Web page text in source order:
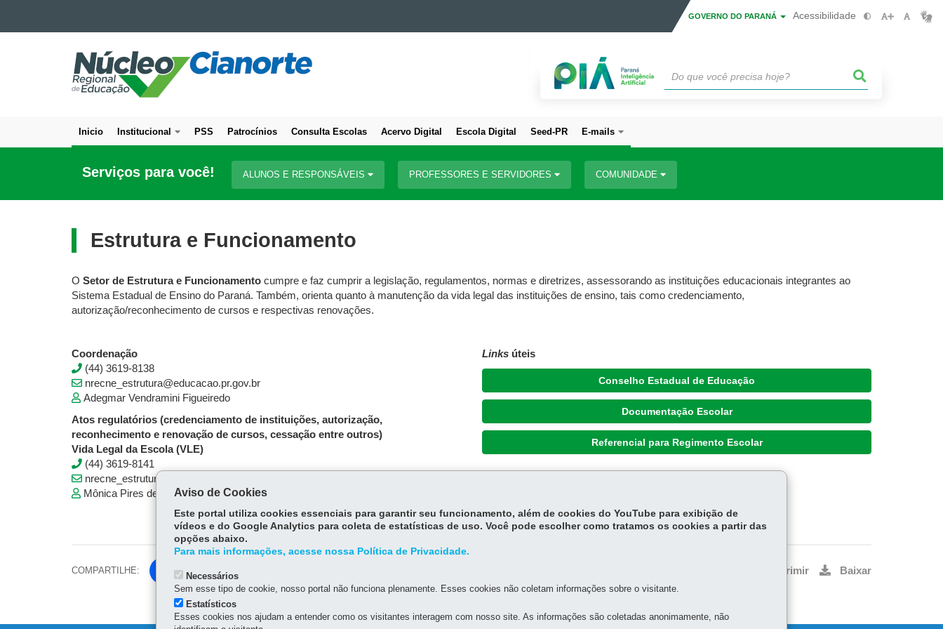
Ir para a navegação
Ir para a busca
GOVERNO DO PARANÁ Acessibilidade
NÚCLEO
REGIONAL
DE
CIANORTE
Navegação
principal
Inicio Institucional PSS Patrocínios Consulta Escolas Acervo Digital Escola Digital Seed-PR E-mails
Serviços para você! ALUNOS E RESPONSÁVEIS PROFESSORES E SERVIDORES COMUNIDADE
Estrutura e Funcionamento
O Setor de Estrutura e Funcionamento cumpre e faz cumprir a legislação, regulamentos, normas e diretrizes, assessorando as instituições educacionais integrantes ao
Sistema Estadual de Ensino do Paraná. Também, orienta quanto à manutenção da vida legal das instituições de ensino, tais como credenciamento,
autorização/reconhecimento de cursos e respectivas renovações.
Coordenação
(44) 3619-8138
nrecne_estrutura@educacao.pr.gov.br
Adegmar Vendramini Figueiredo
Atos regulatórios (credenciamento de instituições, autorização,
reconhecimento e renovação de cursos, cessação entre outros)
Vida Legal da Escola (VLE)
(44) 3619-8141
nrecne_estrutura@educacao.pr.gov.br
Mônica Pires de Oliveira
Links úteis
Conselho Estadual de Educação
Documentação Escolar
Referencial para Regimento Escolar
COMPARTILHE:
Fa
ce
bo
ok
Tw
itt
Imprimir Baixar
Aviso de Cookies
Este portal utiliza cookies essenciais para garantir seu funcionamento, além de cookies do YouTube para exibição de
vídeos e do Google Analytics para coleta de estatísticas de uso. Você pode escolher como tratamos os cookies a partir das
opções abaixo.
Para mais informações, acesse nossa Política de Privacidade.
Necessários
Sem esse tipo de cookie, nosso portal não funciona plenamente. Esses cookies não coletam informações sobre o visitante.
Estatísticos
Esses cookies nos ajudam a entender como os visitantes interagem com nosso site. As informações são coletadas anonimamente, não